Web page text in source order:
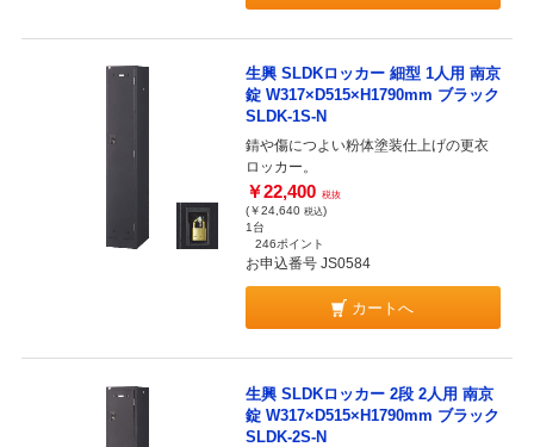
生興 SLDKロッカー 細型 1人用 南京
錠 W317×D515×H1790mm ブラック
SLDK-1S-N
錆や傷につよい粉体塗装仕上げの更衣
ロッカー。
￥22,400 税抜
(￥24,640 税込)
1台
246ポイント
お申込番号 JS0584
カートへ
生興 SLDKロッカー 2段 2人用 南京
錠 W317×D515×H1790mm ブラック
SLDK-2S-N